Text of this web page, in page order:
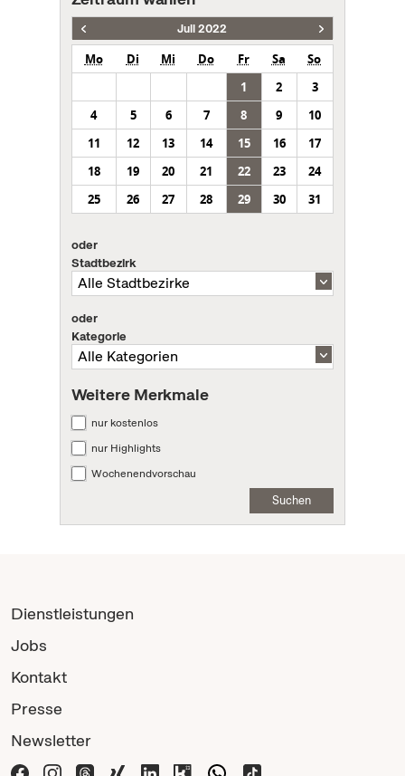
Juli 2022
Mo Di Mi Do Fr Sa
So
1
2
3
4
5 6 7 8 9
10
11
12 13 14 15 16
17
18
19 20 21 22 23
24
25
26 27 28 29 30 31
oder
Stadtbezirk
oder
Kategorie
Weitere Merkmale
nur kostenlos
nur Highlights
Wochenendvorschau
Suchen
Dienstleistungen
Jobs
Kontakt
Presse
Newsletter